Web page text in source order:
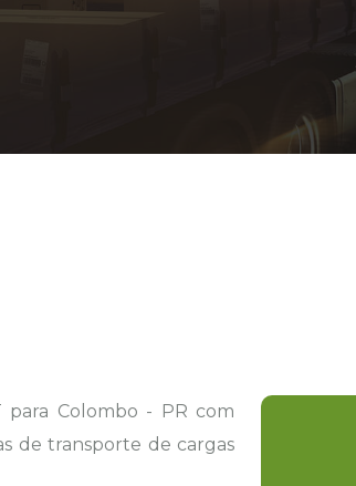
para Colombo - PR com
de transporte de cargas